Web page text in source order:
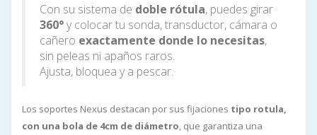
Con su sistema de doble rótula, puedes girar
360°y colocar tu sonda, transductor, cámara o
cañero exactamente donde lo necesitas,
sin peleas ni apaños raros.
Ajusta, bloquea y a pescar.
Los soportes Nexus destacan por sus fijaciones tipo rotula,
con una bola de 4cm de diámetro, que garantiza una